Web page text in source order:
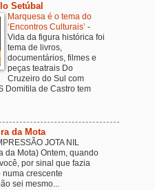
Setúbal
Marquesa é o tema do
‘Encontros Culturais’ -
Vida da figura histórica foi
tema de livros,
documentários, filmes e
peças teatrais Do
Cruzeiro do Sul com
Domitila de Castro tem
da Mota
JOTA NIL
da Mota) Ontem, quando
por sinal que fazia
numa crescente
sei mesmo...